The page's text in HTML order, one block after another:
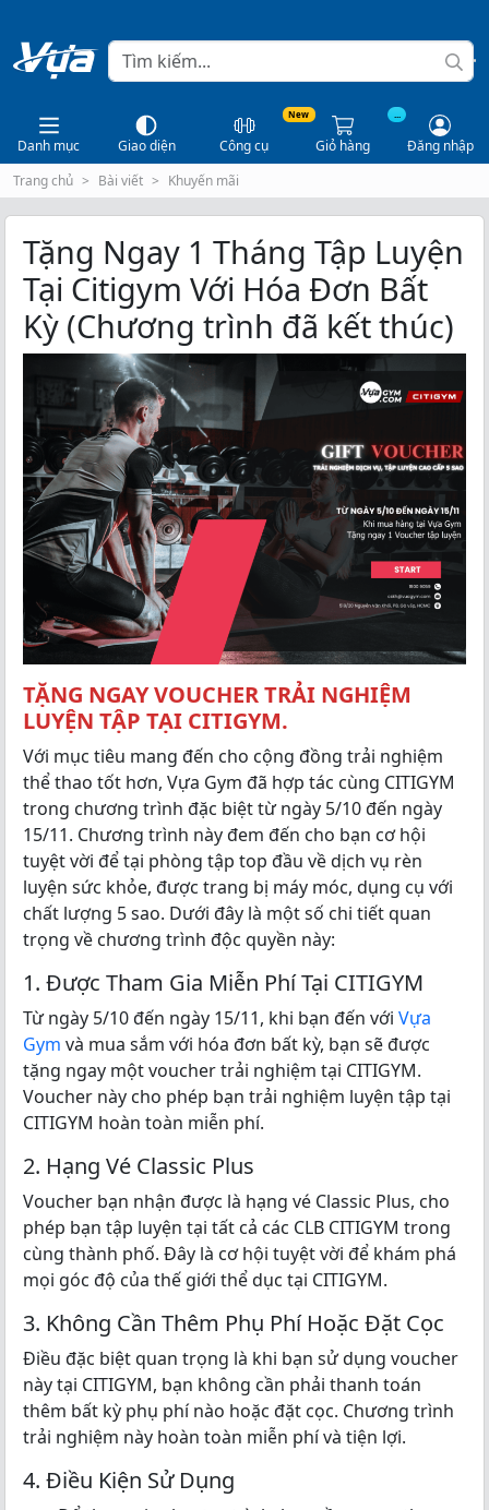
Danh mục Giao diện
New
Công cụ
...
Giỏ hàng
Đăng nhập
Trang chủ
Bài viết Khuyến mãi
Tặng Ngay 1 Tháng Tập Luyện
Tại Citigym Với Hóa Đơn Bất
Kỳ (Chương trình đã kết thúc)
TẶNG NGAY VOUCHER TRẢI NGHIỆM
LUYỆN TẬP TẠI CITIGYM.
Với mục tiêu mang đến cho cộng đồng trải nghiệm
thể thao tốt hơn, Vựa Gym đã hợp tác cùng CITIGYM
trong chương trình đặc biệt từ ngày 5/10 đến ngày
15/11. Chương trình này đem đến cho bạn cơ hội
tuyệt vời để tại phòng tập top đầu về dịch vụ rèn
luyện sức khỏe, được trang bị máy móc, dụng cụ với
chất lượng 5 sao. Dưới đây là một số chi tiết quan
trọng về chương trình độc quyền này:
1. Được Tham Gia Miễn Phí Tại CITIGYM
Từ ngày 5/10 đến ngày 15/11, khi bạn đến với Vựa
Gym và mua sắm với hóa đơn bất kỳ, bạn sẽ được
tặng ngay một voucher trải nghiệm tại CITIGYM.
Voucher này cho phép bạn trải nghiệm luyện tập tại
CITIGYM hoàn toàn miễn phí.
2. Hạng Vé Classic Plus
Voucher bạn nhận được là hạng vé Classic Plus, cho
phép bạn tập luyện tại tất cả các CLB CITIGYM trong
cùng thành phố. Đây là cơ hội tuyệt vời để khám phá
mọi góc độ của thế giới thể dục tại CITIGYM.
3. Không Cần Thêm Phụ Phí Hoặc Đặt Cọc
Điều đặc biệt quan trọng là khi bạn sử dụng voucher
này tại CITIGYM, bạn không cần phải thanh toán
thêm bất kỳ phụ phí nào hoặc đặt cọc. Chương trình
trải nghiệm này hoàn toàn miễn phí và tiện lợi.
4. Điều Kiện Sử Dụng